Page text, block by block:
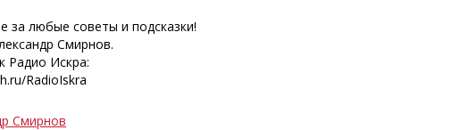
за любые советы и подсказки!
Смирнов.
Радио Искра:
RadioIskra
Смирнов